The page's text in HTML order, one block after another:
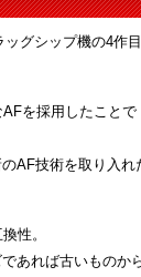
ッグシップ機の4作目
を採用したことで
AF技術を取り入れ
性。
あれば古いものか